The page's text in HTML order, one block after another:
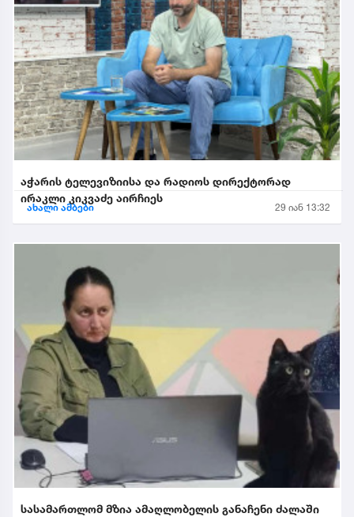
აჭარის ტელევიზიისა და რადიოს დირექტორად
ირაკლი კიკვაძე აირჩიეს
ახალი ამბები 29 იან 13:32
სასამართლომ მზია ამაღლობელის განაჩენი ძალაში